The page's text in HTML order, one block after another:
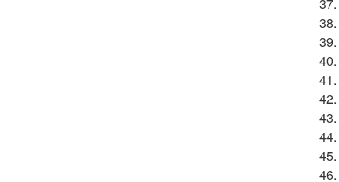
38.
39.
40.
41.
42.
43.
44.
45.
46.